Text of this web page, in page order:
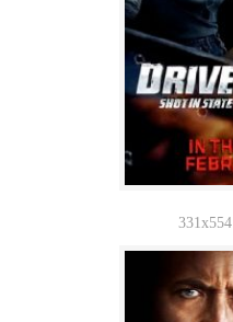
331x554